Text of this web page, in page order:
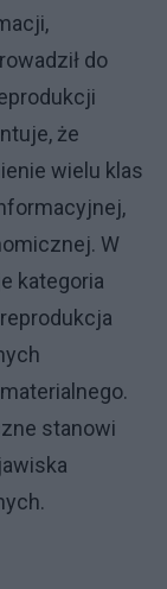
do
że
wielu klas
W
kategoria
stanowi